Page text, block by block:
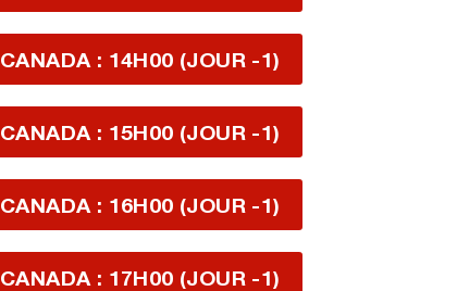
CANADA : 14H00 (JOUR -1)
CANADA : 15H00 (JOUR -1)
CANADA : 16H00 (JOUR -1)
CANADA : 17H00 (JOUR -1)